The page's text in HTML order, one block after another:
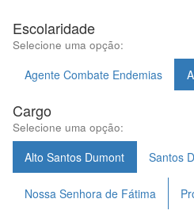
Escolaridade
Selecione uma opção:
Agente Combate Endemias
Cargo
Selecione uma opção:
Alto Santos Dumont Santos
Nossa Senhora de Fátima